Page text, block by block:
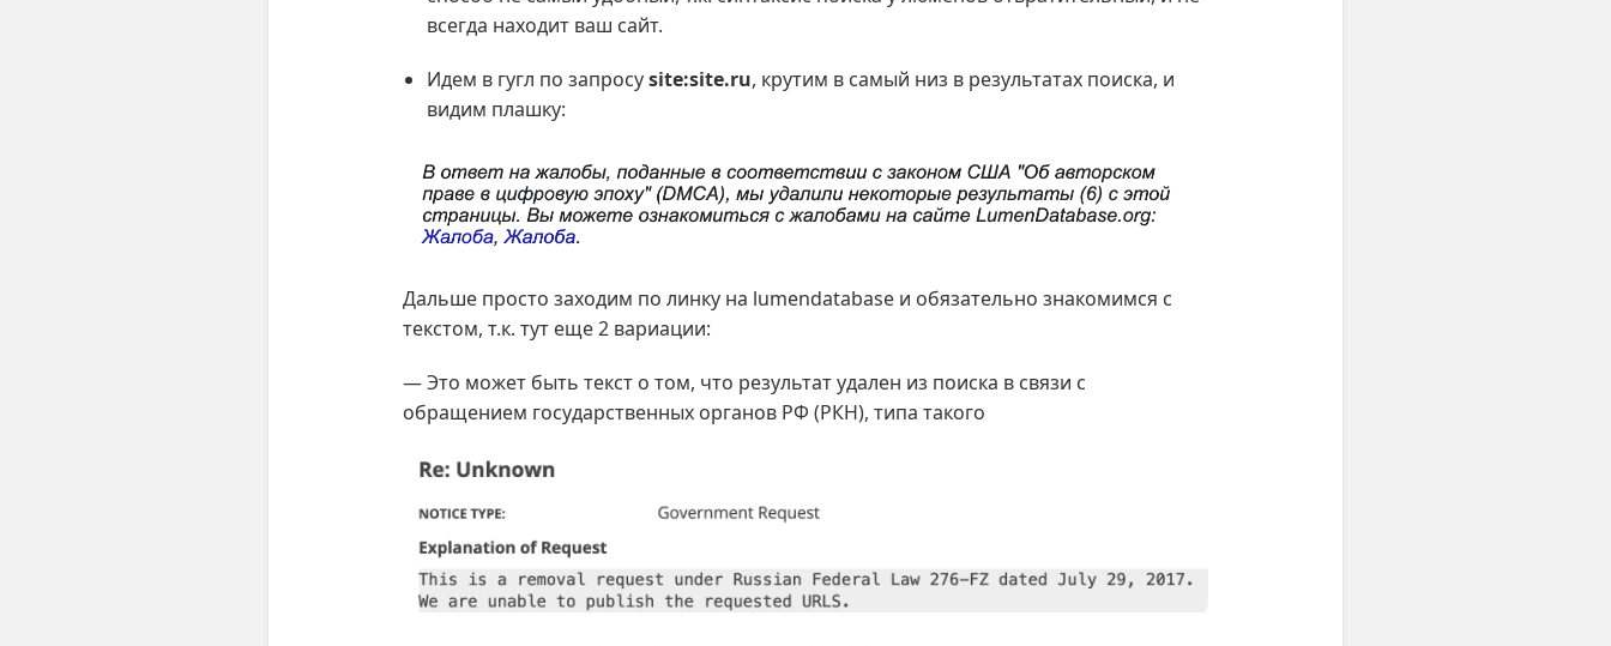
всегда находит ваш сайт.
Идем в гугл по запросуsite:site.ru, крутим в самый низ в результатах поиска, и
видим плашку:
Дальше просто заходим по линку на lumendatabase и обязательно знакомимся с
текстом, т.к. тут еще 2 вариации:
— Это может быть текст о том, что результат удален из поиска в связи с
обращением государственных органов РФ (РКН), типа такого